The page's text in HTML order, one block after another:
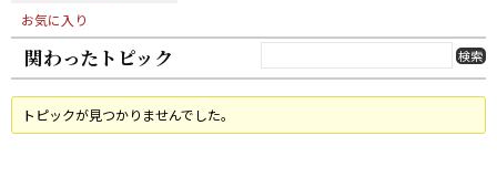
お気に入り
関わったトピック
トピックが見つかりませんでした。